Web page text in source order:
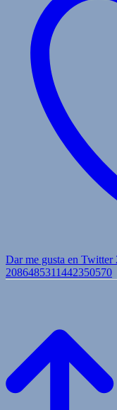
Dar me gusta en
2086485311442350570